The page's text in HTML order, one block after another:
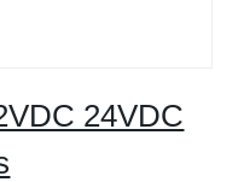
24VDC